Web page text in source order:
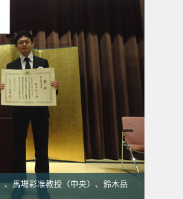
、馬場彩准教授（中央）、鈴木岳